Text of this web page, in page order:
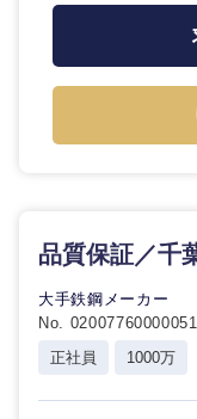
品質保証／千
大手鉄鋼メーカー
No. 02007760000051
正社員
1000万